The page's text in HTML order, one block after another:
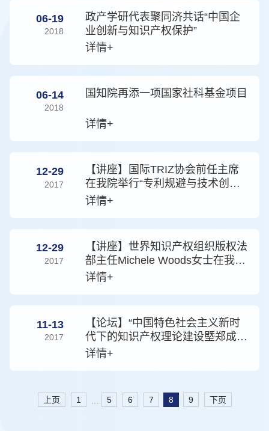
06-19
2018
政产学研代表聚同济共话“中国企
业创新与知识产权保护”
详情+
06-14
2018
国知院再添一项国家社科基金项目
详情+
12-29
2017
【讲座】国际TRIZ协会前任主席
在我院举行“专利规避与技术创新”
讲座
详情+
12-29
2017
【讲座】世界知识产权组织版权法
部主任Michele Woods女士在我院
举行讲座
详情+
11-13
2017
【论坛】“中国特色社会主义新时
代下的知识产权理论建设塈郑成思
学术思想研讨会”成功举办
详情+
上页 1 5 6 7 8 9 下页